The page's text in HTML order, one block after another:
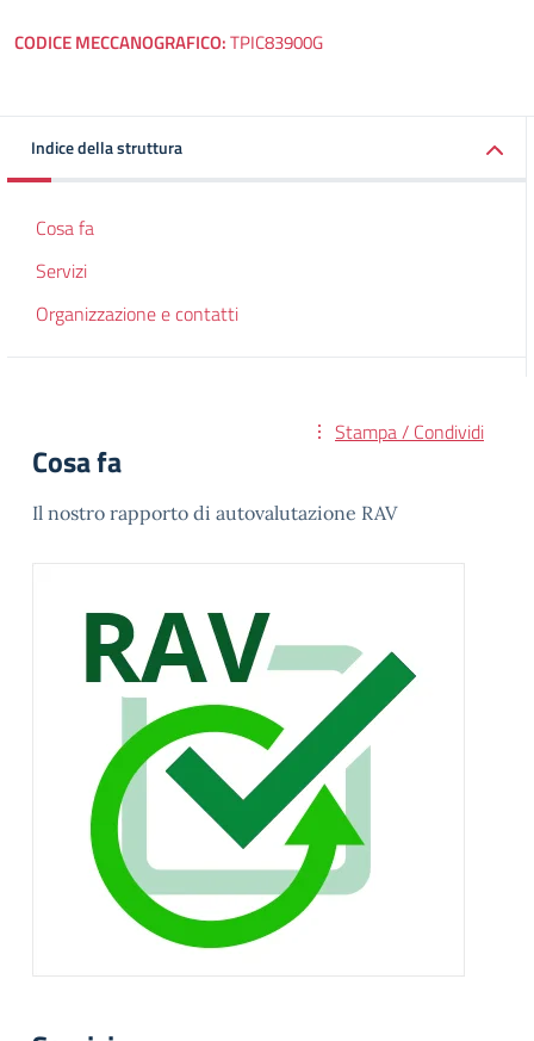
CODICE MECCANOGRAFICO:TPIC83900G
Indice della struttura
Cosa fa
Servizi
Organizzazione e contatti
Stampa / Condividi
Cosa fa
Il nostro rapporto di autovalutazione RAV